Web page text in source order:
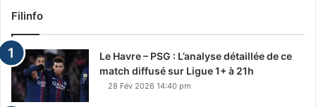
Filinfo
Le Havre – PSG : L’analyse détaillée de ce
match diffusé sur Ligue 1+ à 21h
28 Fév 2026 14:40 pm